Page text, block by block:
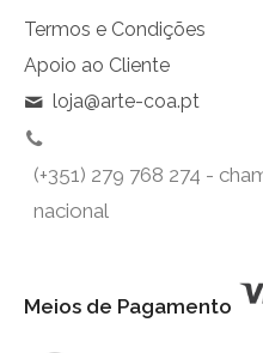
Termos e Condições
Apoio ao Cliente
loja@arte-coa.pt
(+351) 279 768 274 -
nacional
Meios de Pagamento